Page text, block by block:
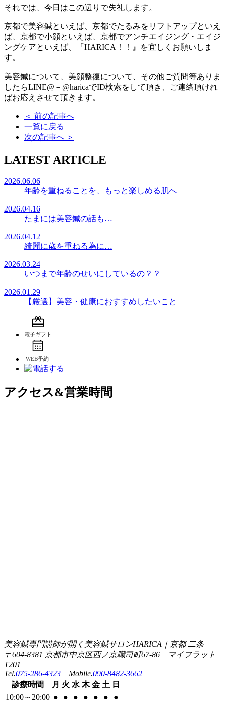
それでは、今日はこの辺りで失礼します。
京都で美容鍼といえば、京都でたるみをリフトアップといえ
ば、京都で小顔といえば、京都でアンチエイジング・エイジ
ングケアといえば、『HARICA！！』を宜しくお願いしま
す。
美容鍼について、美顔整復について、その他ご質問等ありま
したらLINE@－@haricaでID検索をして頂き、ご連絡頂けれ
ばお応えさせて頂きます。
＜ 前の記事へ
一覧に戻る
次の記事へ ＞
LATEST ARTICLE
2026.06.06
年齢を重ねることを、もっと楽しめる肌へ
2026.04.16
たまには美容鍼の話も…
2026.04.12
綺麗に歳を重ねる為に…
2026.03.24
いつまで年齢のせいにしているの？？
2026.01.29
【厳選】美容・健康におすすめしたいこと
アクセス&営業時間
美容鍼専門講師が開く美容鍼サロンHARICA｜京都 二条
〒604-8381 京都市中京区西ノ京職司町67-86 マイフラット
T201
Tel.075-286-4323 Mobile.090-8482-3662
診療時間 月 火 水 木 金 土 日
10:00～ 20:00 ● ● ● ● ● ● ●